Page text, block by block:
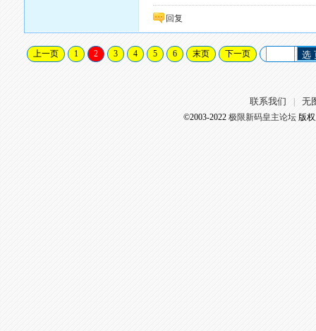
回复
上一页 1 2 3 4 5 6 末页 下一页 选
联系我们 无
©2003-2022 极限新码皇主论坛版权